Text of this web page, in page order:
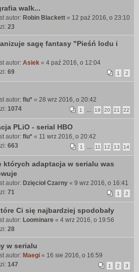
walk...
autor: Robin Blackett « 12 paź 2016, o 23:10
23
sagę fantasy "Pieśń lodu i
autor: Asiek « 4 paź 2016, o 12:04
69 1 2
autor: fiu* « 28 wrz 2016, o 20:42
1074 1 19 20 21 22
PLiO - serial HBO
autor: fiu* « 11 wrz 2016, o 20:42
663 1 11 12 13 14
których adaptacja w serialu was
autor: Dzięcioł Czarny « 9 wrz 2016, o 16:41
71 1 2
Ci się najbardziej spodobały
autor: Loominare « 4 wrz 2016, o 19:56
28
w serialu
autor: Maegi « 16 sie 2016, o 16:59
147 1 2 3